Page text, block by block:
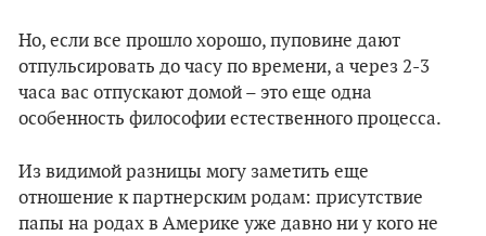
Но, если все прошло хорошо, пуповине дают
отпульсировать до часу по времени, а через 2-3
часа вас отпускают домой – это еще одна
особенность философии естественного процесса.
Из видимой разницы могу заметить еще
отношение к партнерским родам: присутствие
папы на родах в Америке уже давно ни у кого не